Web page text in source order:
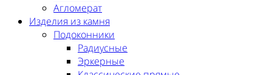
Агломерат
Изделия из камня
Подоконники
Радиусные
Эркерные